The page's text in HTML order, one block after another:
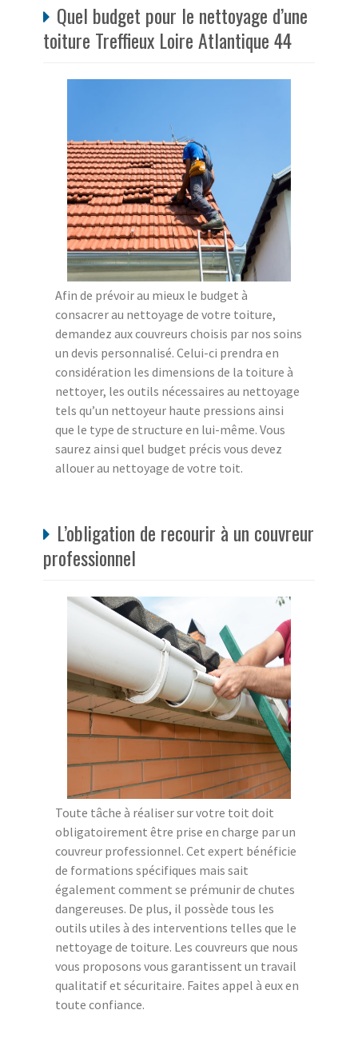
Quel budget pour le nettoyage d’une
toiture Treffieux Loire Atlantique 44
Afin de prévoir au mieux le budget à
consacrer au nettoyage de votre toiture,
demandez aux couvreurs choisis par nos soins
un devis personnalisé. Celui-ci prendra en
considération les dimensions de la toiture à
nettoyer, les outils nécessaires au nettoyage
tels qu’un nettoyeur haute pressions ainsi
que le type de structure en lui-même. Vous
saurez ainsi quel budget précis vous devez
allouer au nettoyage de votre toit.
L’obligation de recourir à un couvreur
professionnel
Toute tâche à réaliser sur votre toit doit
obligatoirement être prise en charge par un
couvreur professionnel. Cet expert bénéficie
de formations spécifiques mais sait
également comment se prémunir de chutes
dangereuses. De plus, il possède tous les
outils utiles à des interventions telles que le
nettoyage de toiture. Les couvreurs que nous
vous proposons vous garantissent un travail
qualitatif et sécuritaire. Faites appel à eux en
toute confiance.